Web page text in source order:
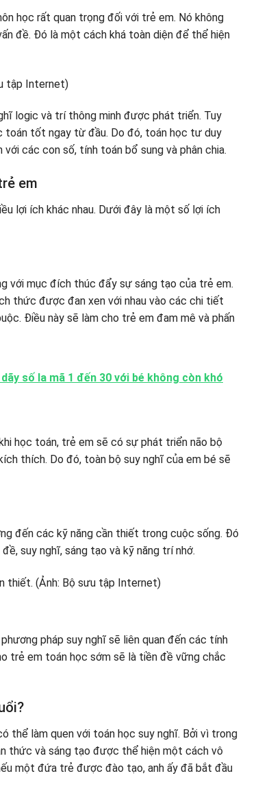
học
học rất quan trọng đối với trẻ em. Nó không
đề. Đó là một cách khá toàn diện để thể hiện
logic và trí thông minh được phát triển. Tuy
toán tốt ngay từ đầu. Do đó, toán học tư duy
các con số, tính toán bổ sung và phân chia.
em
lợi ích khác nhau. Dưới đây là một số lợi ích
với mục đích thúc đẩy sự sáng tạo của trẻ em.
thức được đan xen với nhau vào các chi tiết
Điều này sẽ làm cho trẻ em đam mê và phấn
số la mã 1 đến 30 với bé không còn khó
học toán, trẻ em sẽ có sự phát triển não bộ
thích. Do đó, toàn bộ suy nghĩ của em bé sẽ
đến các kỹ năng cần thiết trong cuộc sống. Đó
suy nghĩ, sáng tạo và kỹ năng trí nhớ.
pháp suy nghĩ sẽ liên quan đến các tính
trẻ em toán học sớm sẽ là tiền đề vững chắc
thể làm quen với toán học suy nghĩ. Bởi vì trong
thức và sáng tạo được thể hiện một cách vô
một đứa trẻ được đào tạo, anh ấy đã bắt đầu